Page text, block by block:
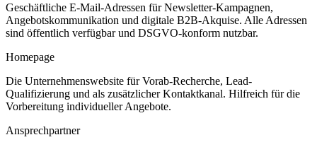
Geschäftliche E-Mail-Adressen für Newsletter-Kampagnen,
Angebotskommunikation und digitale B2B-Akquise. Alle Adressen
sind öffentlich verfügbar und DSGVO-konform nutzbar.
Homepage
Die Unternehmenswebsite für Vorab-Recherche, Lead-
Qualifizierung und als zusätzlicher Kontaktkanal. Hilfreich für die
Vorbereitung individueller Angebote.
Ansprechpartner